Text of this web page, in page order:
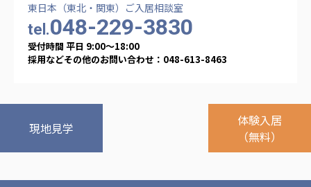
東日本（東北・関東）ご入居相談室
tel.048-229-3830
受付時間 平日 9:00〜18:00
採用などその他のお問い合わせ：048-613-8463
現地見学
体験入居
（無料）